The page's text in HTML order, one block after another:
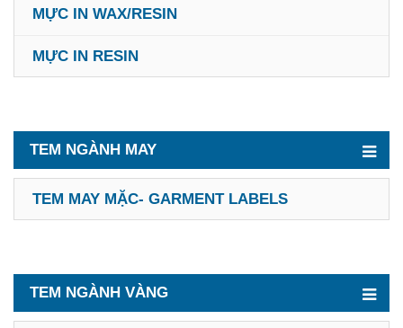
MỰC IN WAX/RESIN
MỰC IN RESIN
TEM NGÀNH MAY
TEM MAY MẶC- GARMENT LABELS
TEM NGÀNH VÀNG